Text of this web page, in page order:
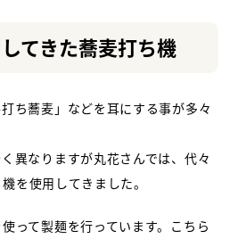
てきた蕎麦打ち機
ち蕎麦」などを耳にする事が多々
異なりますが丸花さんでは、代々
を使用してきました。
って製麺を行っています。こちら